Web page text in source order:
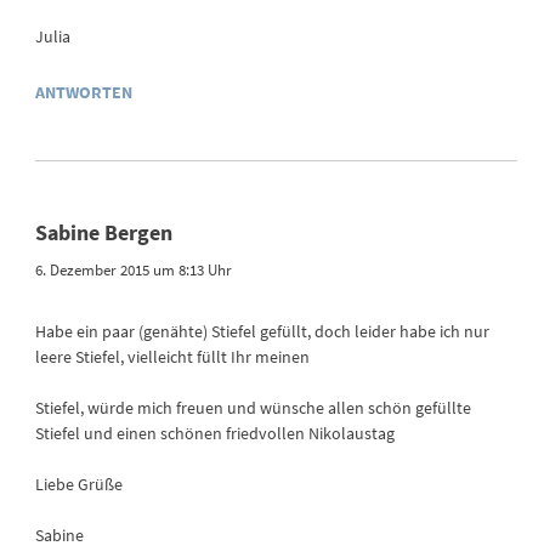
Julia
ANTWORTEN
Sabine Bergen
6. Dezember 2015 um 8:13 Uhr
Habe ein paar (genähte) Stiefel gefüllt, doch leider habe ich nur
leere Stiefel, vielleicht füllt Ihr meinen
Stiefel, würde mich freuen und wünsche allen schön gefüllte
Stiefel und einen schönen friedvollen Nikolaustag
Liebe Grüße
Sabine